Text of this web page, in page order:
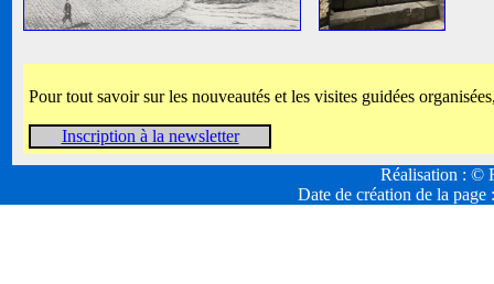
Pour tout savoir sur les nouveautés et les visites guidées
Inscription à la newsletter
Réalisation : ©
Date de création de la page